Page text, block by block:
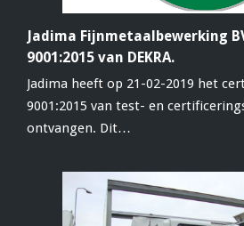
Jadima Fijnmetaalbewerking
9001:2015 van DEKRA.
Jadima heeft op 21-02-2019 het
9001:2015 van test- en
ontvangen. Dit…